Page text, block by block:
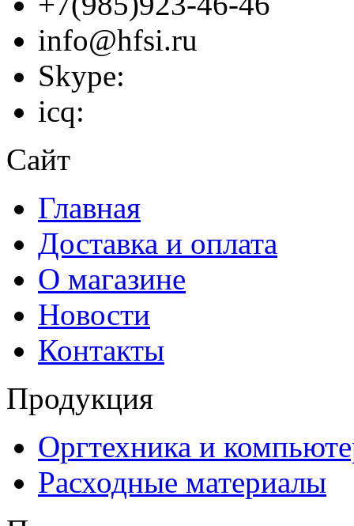
info@hfsi.ru
Skype:
icq:
Сайт
Главная
Доставка и оплата
О магазине
Новости
Контакты
Продукция
Оргтехника и
Расходные материалы